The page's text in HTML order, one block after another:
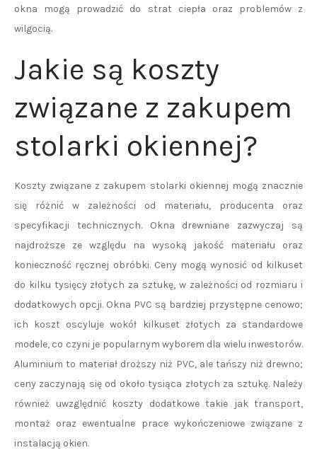
okna mogą prowadzić do strat ciepła oraz problemów z
wilgocią.
Jakie są koszty
związane z zakupem
stolarki okiennej?
Koszty związane z zakupem stolarki okiennej mogą znacznie
się różnić w zależności od materiału, producenta oraz
specyfikacji technicznych. Okna drewniane zazwyczaj są
najdroższe ze względu na wysoką jakość materiału oraz
konieczność ręcznej obróbki. Ceny mogą wynosić od kilkuset
do kilku tysięcy złotych za sztukę, w zależności od rozmiaru i
dodatkowych opcji. Okna PVC są bardziej przystępne cenowo;
ich koszt oscyluje wokół kilkuset złotych za standardowe
modele, co czyni je popularnym wyborem dla wielu inwestorów.
Aluminium to materiał droższy niż PVC, ale tańszy niż drewno;
ceny zaczynają się od około tysiąca złotych za sztukę. Należy
również uwzględnić koszty dodatkowe takie jak transport,
montaż oraz ewentualne prace wykończeniowe związane z
instalacją okien.